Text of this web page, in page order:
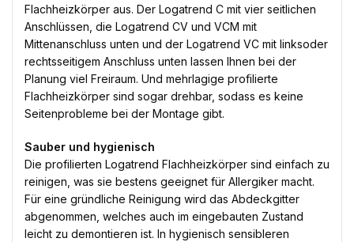
Flachheizkörper aus. Der Logatrend C mit vier seitlichen
Anschlüssen, die Logatrend CV und VCM mit
Mittenanschluss unten und der Logatrend VC mit linksoder
rechtsseitigem Anschluss unten lassen Ihnen bei der
Planung viel Freiraum. Und mehrlagige profilierte
Flachheizkörper sind sogar drehbar, sodass es keine
Seitenprobleme bei der Montage gibt.
Sauber und hygienisch
Die profilierten Logatrend Flachheizkörper sind einfach zu
reinigen, was sie bestens geeignet für Allergiker macht.
Für eine gründliche Reinigung wird das Abdeckgitter
abgenommen, welches auch im eingebauten Zustand
leicht zu demontieren ist. In hygienisch sensibleren